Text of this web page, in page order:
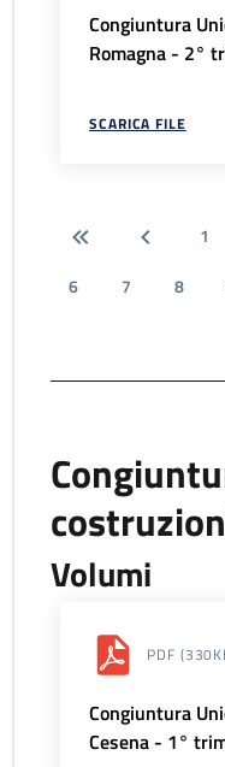
Congiuntura
Romagna - 2°
SCARICA FILE
1
6
7 8
Volumi
PDF
Congiuntura
Cesena - 1°